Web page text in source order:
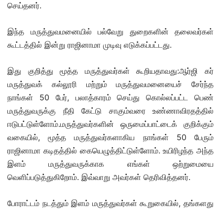
செய்தனர்.
இந்த மருத்துவமனையில் பல்வேறு துறைகளின் தலைவர்கள்
கூட்டத்தில் இன்று ராஜினாமா முடிவு எடுக்கப்பட்டது.
இது குறித்து மூத்த மருத்துவர்கள் கூறியதாவது:ஆர்ஜி கர்
மருத்துவக் கல்லூரி மற்றும் மருத்துவமனையைச் சேர்ந்த
நாங்கள் 50 பேர், பலாத்காரம் செய்து கொல்லப்பட்ட பெண்
மருத்துவருக்கு நீதி கேட்டு சாகும்வரை உண்ணாவிரதத்தில்
ஈடுபட்டுள்ளோம்.மருத்துவர்களின் ஒருமைப்பாட்டைக் குறிக்கும்
வகையில், மூத்த மருத்துவர்களாகிய நாங்கள் 50 பேரும்
ராஜினாமா கடிதத்தில் கையெழுத்திட்டுள்ளோம். உயிரிழந்த அந்த
இளம் மருத்துவருக்காக எங்கள் ஒற்றுமையை
வெளிப்படுத்துகிறோம். இவ்வாறு அவர்கள் தெரிவித்தனர்.
போராட்டம் நடத்தும் இளம் மருத்துவர்கள் கூறுகையில், தங்களது